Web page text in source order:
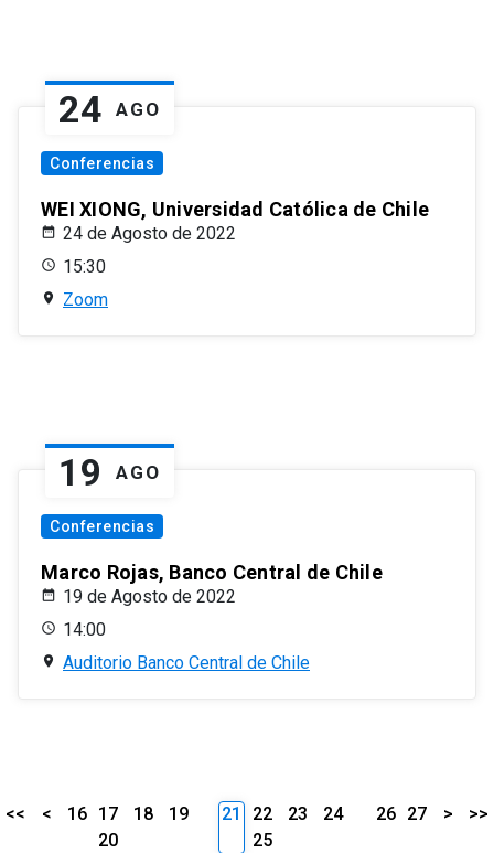
24 AGO
Conferencias
WEI XIONG, Universidad Católica de Chile
24 de Agosto de 2022
15:30
Zoom
19 AGO
Conferencias
Marco Rojas, Banco Central de Chile
19 de Agosto de 2022
14:00
Auditorio Banco Central de Chile
<< < 16 17 18
19
20
21 22 23
24
25
26 27 > >>